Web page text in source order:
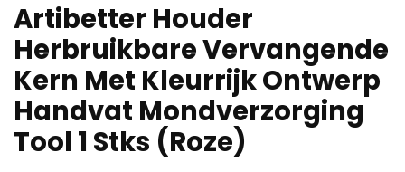
Artibetter Houder
Herbruikbare Vervangende
Kern Met Kleurrijk Ontwerp
Handvat Mondverzorging
Tool 1 Stks (Roze)